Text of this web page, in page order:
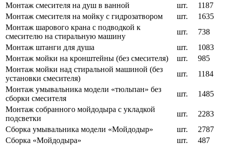
Монтаж смесителя на душ в ванной
шт.
1187
Монтаж смесителя на мойку с гидрозатвором
шт.
1635
Монтаж шарового крана с подводкой к
смесителю на стиральную машину
шт.
738
Монтаж штанги для душа
шт.
1083
Монтаж мойки на кронштейны (без смесителя)
шт.
985
Монтаж мойки над стиральной машиной (без
установки смесителя)
шт.
1184
Монтаж умывальника модели «тюльпан» без
сборки смесителя
шт.
1485
Монтаж собранного мойдодыра с укладкой
подсветки
шт.
2283
Сборка умывальника модели «Мойдодыр»
шт.
2787
Сборка «Мойдодыра»
шт.
487